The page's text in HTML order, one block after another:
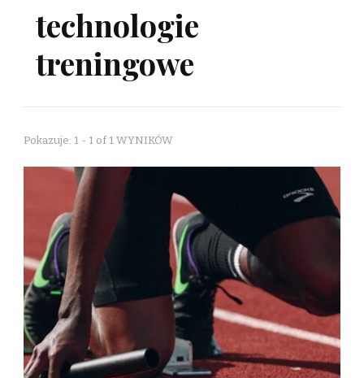
technologie
treningowe
Pokazuje: 1 - 1 of 1 WYNIKÓW